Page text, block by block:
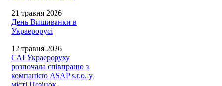
21 травня 2026
День Вишиванки в
Украерорусі
12 травня 2026
САІ Украероруху
розпочала співпрацю з
компанією ASAP s.r.o. у
місті Пезінок